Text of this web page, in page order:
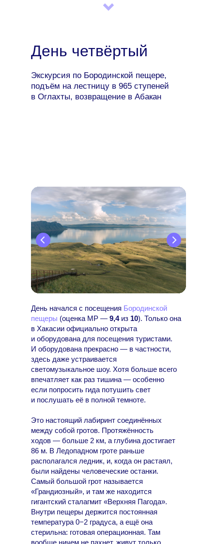
Экскурсия по Бородинской пещере,
подъём на лестницу в 965 ступеней
в Оглахты, возвращение в Абакан
День четвёртый
День начался с посещения Бородинской
пещеры (оценка МР — 9,4из 10). Только она
в Хакасии официально открыта
и оборудована для посещения туристами.
И оборудована прекрасно — в частности,
здесь даже устраивается
светомузыкальное шоу. Хотя больше всего
впечатляет как раз тишина — особенно
если попросить гида потушить свет
и послушать её в полной темноте.
Это настоящий лабиринт соединённых
между собой гротов. Протяжённость
ходов — больше 2 км, а глубина достигает
86 м. В Ледопадном гроте раньше
располагался ледник, и, когда он растаял,
были найдены человеческие останки.
Самый большой грот называется
«Грандиозный», и там же находится
гигантский сталагмит «Верхняя Пагода».
Внутри пещеры держится постоянная
температура 0−2 градуса, а ещё она
стерильна: готовая операционная. Там
вообще ничем не пахнет, живут только